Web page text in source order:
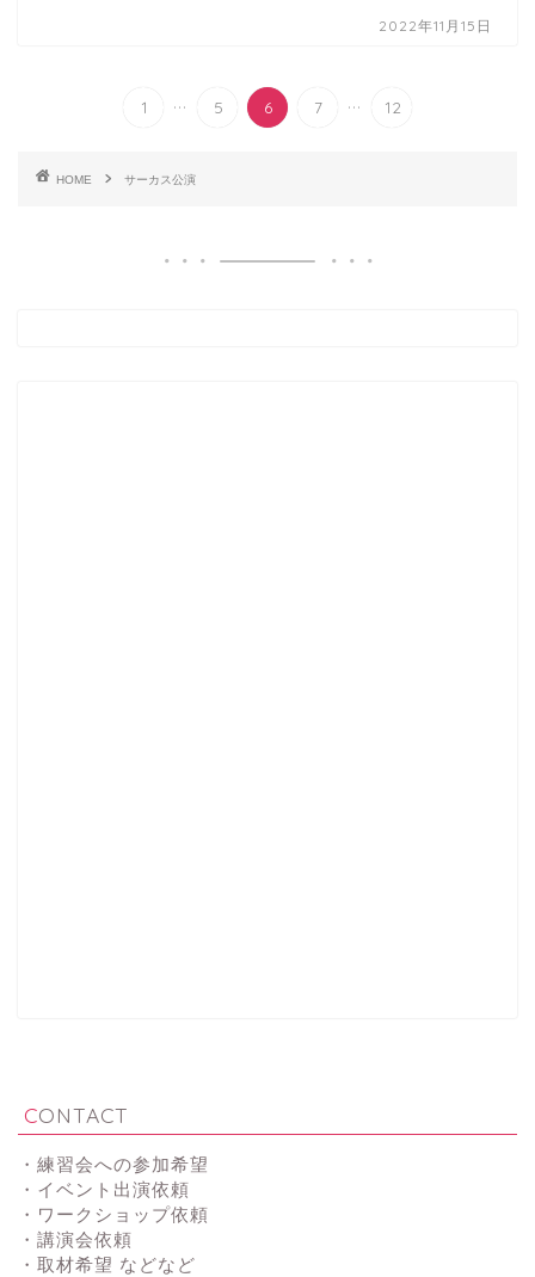
2022年11月15日
1 ... 5 6 7 ... 12
HOME サーカス公演
CONTACT
・練習会への参加希望
・イベント出演依頼
・ワークショップ依頼
・講演会依頼
・取材希望 などなど